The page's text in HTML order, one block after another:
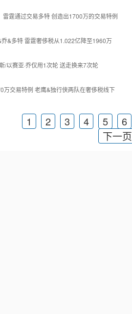
霆通过交易多特 创造出1700万的交易特例
乔&多特 雷霆奢侈税从1.022亿降至1960万
/以赛亚·乔仅用1次轮 送走换来7次轮
万交易特例 老鹰&独行侠两队在奢侈税线下
1 2 3 4 5 6
下一页